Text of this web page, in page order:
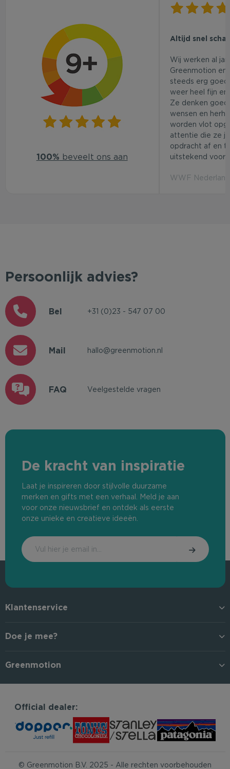
100% beveelt ons aan
Altijd snel
Wij werken al
Greenmotion en
steeds erg
weer heel fijn en
Ze denken
wensen en
worden vlot
attentie die ze
opdracht af en
uitstekend voor
WWF
Persoonlijk advies?
Bel +31 (0)23 - 547 07 00
Mail hallo@greenmotion.nl
FAQ Veelgestelde vragen
De kracht van inspiratie
Laat je inspireren door stijlvolle duurzame
merken en gifts met een verhaal. Meld je aan
voor onze nieuwsbrief en ontdek als eerste
onze unieke en creatieve ideeën.
Klantenservice
Doe je mee?
Greenmotion
Official dealer:
© Greenmotion B.V. 2025 - Alle rechten voorbehouden